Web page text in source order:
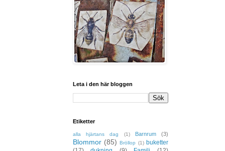
Leta i den här bloggen
Etiketter
alla hjärtans dag (1) Barnrum (3)
Blommor (85) Bröllop (1) buketter